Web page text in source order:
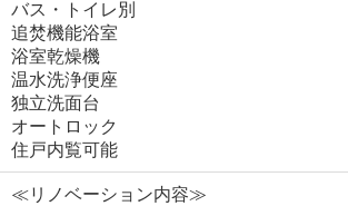
バス・トイレ別
追焚機能浴室
浴室乾燥機
温水洗浄便座
独立洗面台
オートロック
住戸内覧可能
≪リノベーション内容≫